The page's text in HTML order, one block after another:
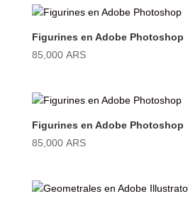
Figurines en Adobe Photoshop
85,000 ARS
Figurines en Adobe Photoshop
85,000 ARS